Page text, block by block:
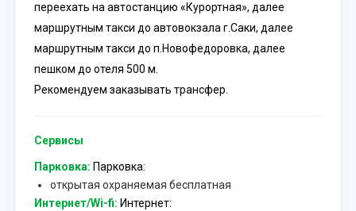
переехать на автостанцию «Курортная», далее
маршрутным такси до автовокзала г.Саки, далее
маршрутным такси до п.Новофедоровка, далее
пешком до отеля 500 м.
Рекомендуем заказывать трансфер.
Сервисы
Парковка: Парковка:
открытая охраняемая бесплатная
Интернет/Wi-fi: Интернет: